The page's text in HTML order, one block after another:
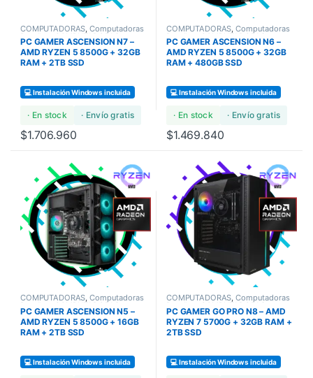
COMPUTADORAS ,Computadoras
COMPUTADORAS
GAMERS
PC GAMER ASCENSION N7 –
AMD RYZEN 5 8500G + 32GB
RAM + 2TB SSD
💻 Instalación Windows incluida
· En stock · Envío gratis
$1.706.960
COMPUTADORAS ,Computadoras
COMPUTADORAS
GAMERS
PC GAMER ASCENSION N6 –
AMD RYZEN 5 8500G + 32GB
RAM + 480GB SSD
💻 Instalación Windows incluida
· En stock · Envío gratis
$1.469.840
COMPUTADORAS,Computadoras
COMPUTADORAS
GAMERS
PC GAMER ASCENSION N5 –
AMD RYZEN 5 8500G + 16GB
RAM + 2TB SSD
💻 Instalación Windows incluida
COMPUTADORAS,Computadoras
COMPUTADORAS
GAMERS
PC GAMER GO PRO N8 – AMD
RYZEN 7 5700G + 32GB RAM +
2TB SSD
💻 Instalación Windows incluida